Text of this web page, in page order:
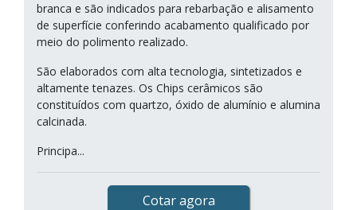
branca e são indicados para rebarbação e alisamento
de superfície conferindo acabamento qualificado por
meio do polimento realizado.
São elaborados com alta tecnologia, sintetizados e
altamente tenazes. Os Chips cerâmicos são
constituídos com quartzo, óxido de alumínio e alumina
calcinada.
Principa...
Cotar agora